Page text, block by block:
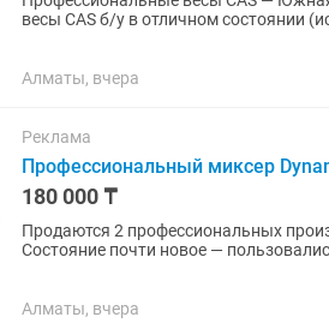
весы CAS б/у в отличном состоянии (использовались
Алматы, вчера
Реклама
Профессиональный миксер
180 000 ₸
Продаются 2 профессиональных
Состояние почти новое —
Алматы, вчера